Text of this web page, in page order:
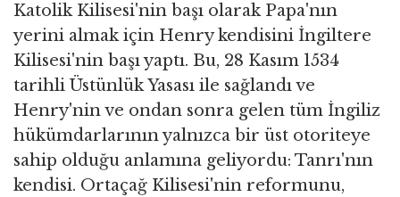
Katolik Kilisesi'nin başı olarak Papa'nın
yerini almak için Henry kendisini İngiltere
Kilisesi'nin başı yaptı. Bu, 28 Kasım 1534
tarihli Üstünlük Yasası ile sağlandı ve
Henry'nin ve ondan sonra gelen tüm İngiliz
hükümdarlarının yalnızca bir üst otoriteye
sahip olduğu anlamına geliyordu: Tanrı'nın
kendisi. Ortaçağ Kilisesi'nin reformunu,